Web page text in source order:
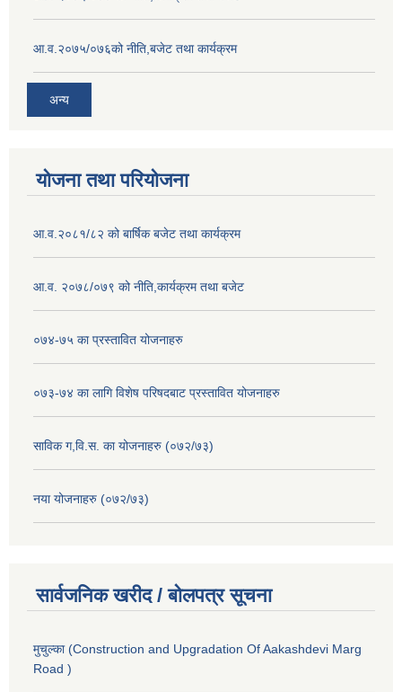
आ.व.२०७५/०७६को नीति,बजेट तथा कार्यक्रम
अन्य
योजना तथा परियोजना
आ.व.२०८१/८२ को बार्षिक बजेट तथा कार्यक्रम
आ.व. २०७८/०७९ को नीति,कार्यक्रम तथा बजेट
०७४-७५ का प्रस्तावित योजनाहरु
०७३-७४ का लागि विशेष परिषदबाट प्रस्तावित योजनाहरु
साविक ग,वि.स. का योजनाहरु (०७२/७३)
नया योजनाहरु (०७२/७३)
सार्वजनिक खरीद / बोलपत्र सूचना
मुचुल्का (Construction and Upgradation Of Aakashdevi Marg
Road )